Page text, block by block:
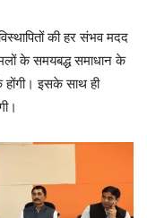
की हर संभव मदद
के समयबद्ध समाधान के
इसके साथ ही